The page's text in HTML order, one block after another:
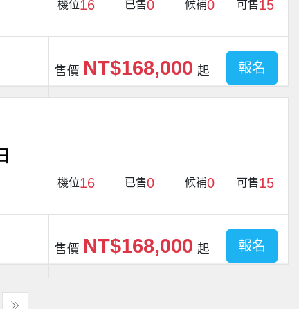
機位16 已售0 候補0 可售15
售價 NT$168,000 起 報名
機位16 已售0 候補0 可售15
售價 NT$168,000 起 報名